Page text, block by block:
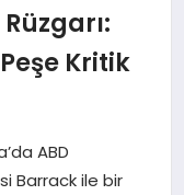
Kritik
ABD
Barrack ile bir